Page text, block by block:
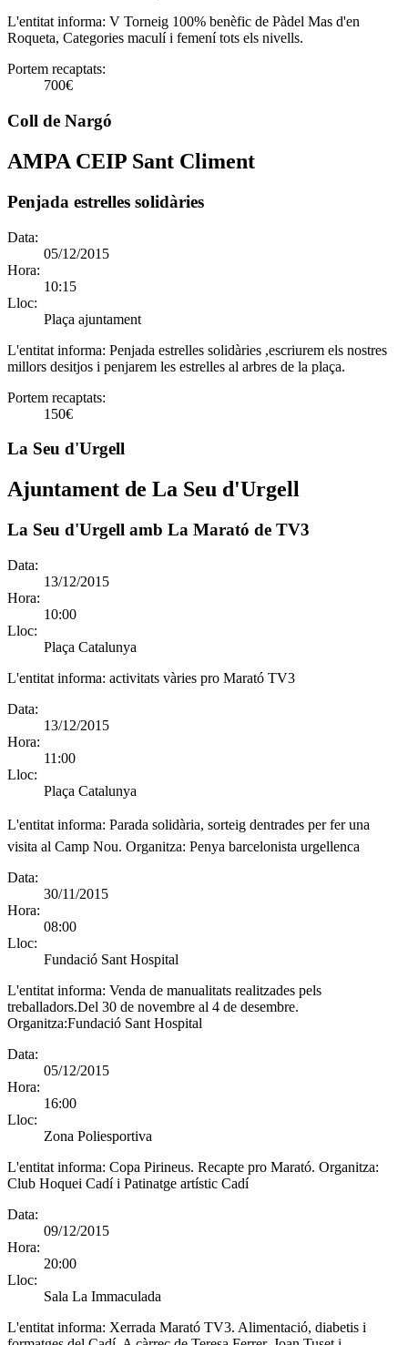
L'entitat informa: V Torneig 100% benèfic de Pàdel Mas d'en
Roqueta, Categories maculí i femení tots els nivells.
Portem recaptats:
700€
Coll de Nargó
AMPA CEIP Sant Climent
Penjada estrelles solidàries
Data:
05/12/2015
Hora:
10:15
Lloc:
Plaça ajuntament
L'entitat informa: Penjada estrelles solidàries ,escriurem els nostres
millors desitjos i penjarem les estrelles al arbres de la plaça.
Portem recaptats:
150€
La Seu d'Urgell
Ajuntament de La Seu d'Urgell
La Seu d'Urgell amb La Marató de TV3
Data:
13/12/2015
Hora:
10:00
Lloc:
Plaça Catalunya
L'entitat informa: activitats vàries pro Marató TV3
Data:
13/12/2015
Hora:
11:00
Lloc:
Plaça Catalunya
L'entitat informa: Parada solidària, sorteig dentrades per fer una
visita al Camp Nou. Organitza: Penya barcelonista urgellenca
Data:
30/11/2015
Hora:
08:00
Lloc:
Fundació Sant Hospital
L'entitat informa: Venda de manualitats realitzades pels
treballadors.Del 30 de novembre al 4 de desembre.
Organitza:Fundació Sant Hospital
Data:
05/12/2015
Hora:
16:00
Lloc:
Zona Poliesportiva
L'entitat informa: Copa Pirineus. Recapte pro Marató. Organitza:
Club Hoquei Cadí i Patinatge artístic Cadí
Data:
09/12/2015
Hora:
20:00
Lloc:
Sala La Immaculada
L'entitat informa: Xerrada Marató TV3. Alimentació, diabetis i